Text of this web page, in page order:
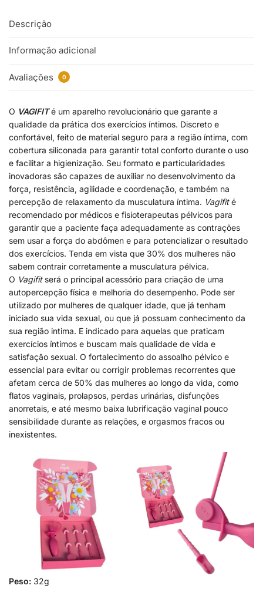
Descrição
Informação adicional
Avaliações 0
O VAGIFITé um aparelho revolucionário que garante a
qualidade da prática dos exercícios íntimos. Discreto e
confortável, feito de material seguro para a região íntima, com
cobertura siliconada para garantir total conforto durante o uso
e facilitar a higienização. Seu formato e particularidades
inovadoras são capazes de auxiliar no desenvolvimento da
força, resistência, agilidade e coordenação, e também na
percepção de relaxamento da musculatura íntima. Vagifité
recomendado por médicos e fisioterapeutas pélvicos para
garantir que a paciente faça adequadamente as contrações
sem usar a força do abdômen e para potencializar o resultado
dos exercícios. Tenda em vista que 30% dos mulheres não
sabem contrair corretamente a musculatura pélvica.
O Vagifitserá o principal acessório para criação de uma
autopercepção física e melhoria do desempenho. Pode ser
utilizado por mulheres de qualquer idade, que já tenham
iniciado sua vida sexual, ou que já possuam conhecimento da
sua região intima. E indicado para aquelas que praticam
exercícios íntimos e buscam mais qualidade de vida e
satisfação sexual. O fortalecimento do assoalho pélvico e
essencial para evitar ou corrigir problemas recorrentes que
afetam cerca de 50% das mulheres ao longo da vida, como
flatos vaginais, prolapsos, perdas urinárias, disfunções
anorretais, e até mesmo baixa lubrificação vaginal pouco
sensibilidade durante as relações, e orgasmos fracos ou
inexistentes.
Peso: 32g